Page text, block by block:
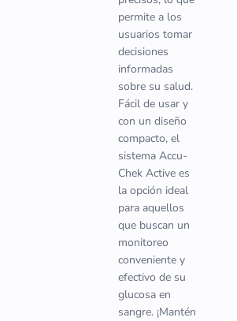
permite a los
usuarios tomar
decisiones
informadas
sobre su salud.
Fácil de usar y
con un diseño
compacto, el
sistema Accu-
Chek Active es
la opción ideal
para aquellos
que buscan un
monitoreo
conveniente y
efectivo de su
glucosa en
sangre. ¡Mantén